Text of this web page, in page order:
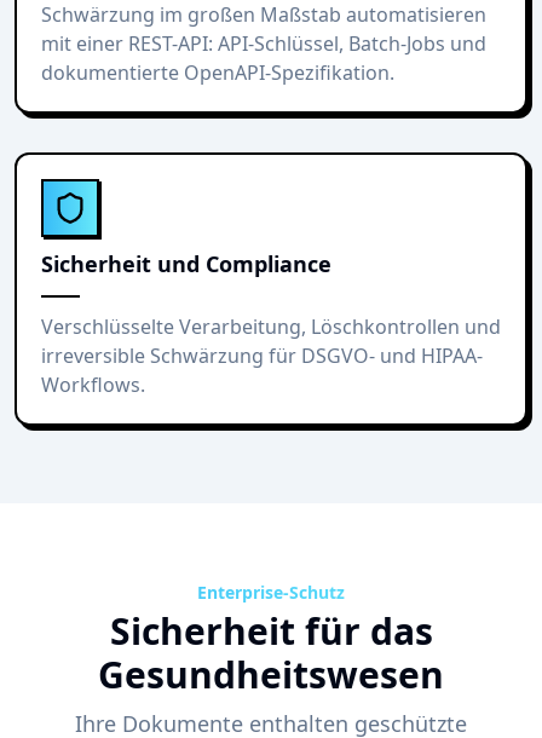
Schwärzung im großen Maßstab automatisieren
mit einer REST-API: API-Schlüssel, Batch-Jobs und
dokumentierte OpenAPI-Spezifikation.
Sicherheit und Compliance
Verschlüsselte Verarbeitung, Löschkontrollen und
irreversible Schwärzung für DSGVO- und HIPAA-
Workflows.
Enterprise-Schutz
Sicherheit für das
Gesundheitswesen
Ihre Dokumente enthalten geschützte